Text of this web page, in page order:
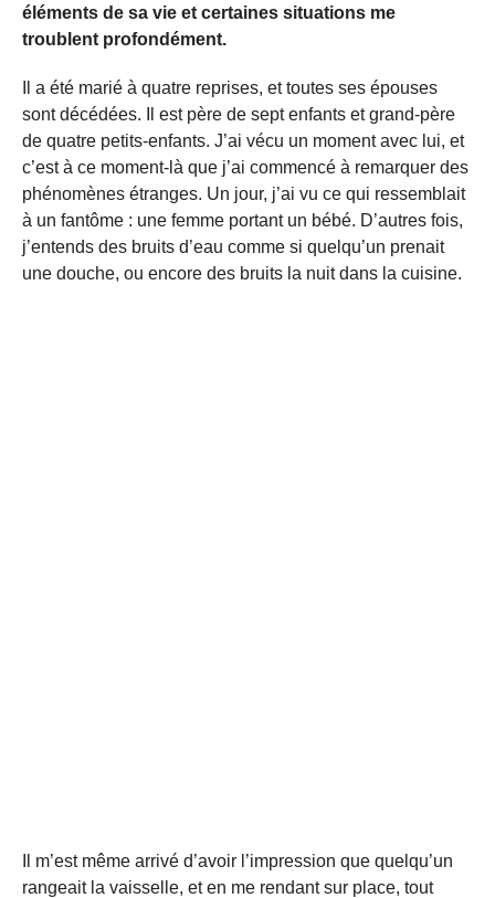
éléments de sa vie et certaines situations me
troublent profondément.
Il a été marié à quatre reprises, et toutes ses épouses
sont décédées. Il est père de sept enfants et grand-père
de quatre petits-enfants. J’ai vécu un moment avec lui, et
c’est à ce moment-là que j’ai commencé à remarquer des
phénomènes étranges. Un jour, j’ai vu ce qui ressemblait
à un fantôme : une femme portant un bébé. D’autres fois,
j’entends des bruits d’eau comme si quelqu’un prenait
une douche, ou encore des bruits la nuit dans la cuisine.
Il m’est même arrivé d’avoir l’impression que quelqu’un
rangeait la vaisselle, et en me rendant sur place, tout